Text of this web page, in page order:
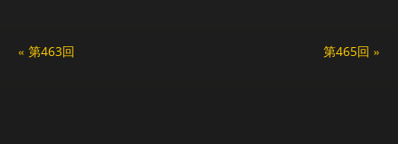
« 第463回 第465回 »